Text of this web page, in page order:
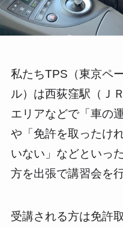
私たちTPS（東京ペ
ル）は西荻窪駅（Ｊ
エリアなどで「車の
や「免許を取ったけ
いない」などといっ
方を出張で講習会を
受講される方は免許